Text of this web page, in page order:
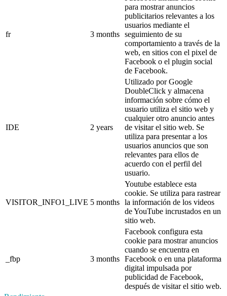
fr 3 months
para mostrar anuncios
publicitarios relevantes a los
usuarios mediante el
seguimiento de su
comportamiento a través de la
web, en sitios con el pixel de
Facebook o el plugin social
de Facebook.
IDE 2 years
Utilizado por Google
DoubleClick y almacena
información sobre cómo el
usuario utiliza el sitio web y
cualquier otro anuncio antes
de visitar el sitio web. Se
utiliza para presentar a los
usuarios anuncios que son
relevantes para ellos de
acuerdo con el perfil del
usuario.
VISITOR_INFO1_LIVE 5 months
Youtube establece esta
cookie. Se utiliza para rastrear
la información de los videos
de YouTube incrustados en un
sitio web.
_fbp 3 months
Facebook configura esta
cookie para mostrar anuncios
cuando se encuentra en
Facebook o en una plataforma
digital impulsada por
publicidad de Facebook,
después de visitar el sitio web.